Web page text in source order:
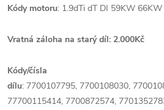
Kódy motoru: 1.9dTi dT DI 59KW
Vratná záloha na starý díl: 2.000Kč
Kódy/čísla
dílu: 7700107795, 7700108030,
77700115414, 7700872574,